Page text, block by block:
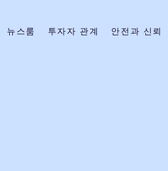
뉴스룸 투자자 관계 안전과 신뢰